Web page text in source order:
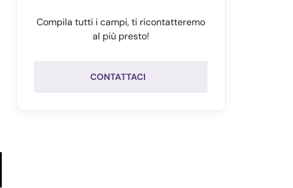
Compila tutti i campi, ti ricontatteremo
al più presto!
CONTATTACI